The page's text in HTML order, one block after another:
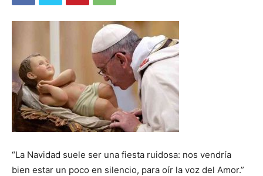
“La Navidad suele ser una fiesta ruidosa: nos vendría
bien estar un poco en silencio, para oír la voz del Amor.”